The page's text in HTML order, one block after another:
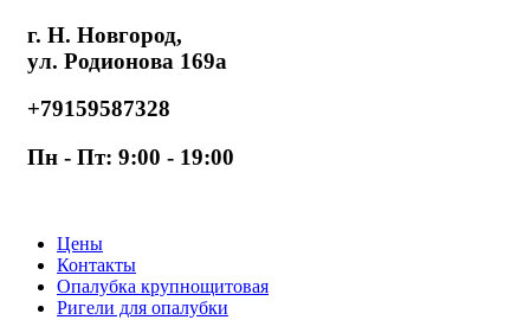
г. Н. Новгород,
ул. Родионова 169а
+79159587328
Пн - Пт: 9:00 - 19:00
Цены
Контакты
Опалубка крупнощитовая
Ригели для опалубки